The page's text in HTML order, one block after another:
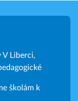
V Liberci,
školám k